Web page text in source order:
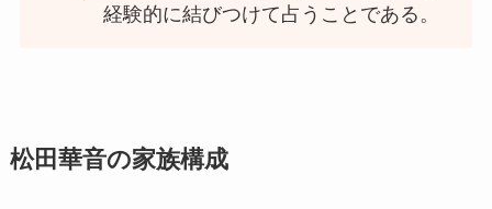
経験的に結びつけて占うことである。
松田華音の家族構成